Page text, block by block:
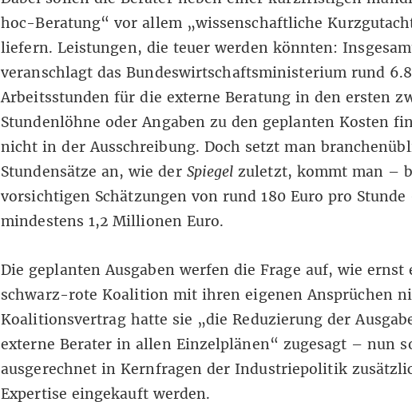
hoc-Beratung“ vor allem „wissenschaftliche
liefern. Leistungen, die teuer werden könnten:
veranschlagt das Bundeswirtschaftsministerium rund
Arbeitsstunden für die externe Beratung in den ersten
Stundenlöhne oder Angaben zu den geplanten Kosten
nicht in der Ausschreibung. Doch setzt man
Stundensätze an, wie der Spiegel zuletzt, kommt man –
vorsichtigen Schätzungen von rund 180 Euro pro
mindestens 1,2 Millionen Euro.
Die geplanten Ausgaben werfen die Frage auf, wie ernst
schwarz-rote Koalitionmit ihren eigenen Ansprüchen
Koalitionsvertrag hatte sie „die Reduzierung der
externe Berater in allen Einzelplänen“ zugesagt – nun
ausgerechnet in Kernfragen der Industriepolitik
Expertise eingekauft werden.